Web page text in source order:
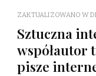
ZAKTUALIZOWANO W
Sztuczna
współautor
pisze